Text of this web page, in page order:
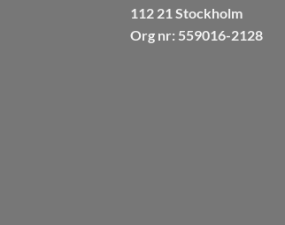
112 21 Stockholm
Org nr: 559016-2128